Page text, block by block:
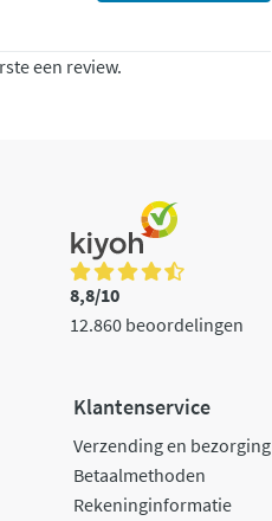
een review.
8,8/10
12.860 beoordelingen
Klantenservice
Verzending en bezorging
Betaalmethoden
Rekeninginformatie